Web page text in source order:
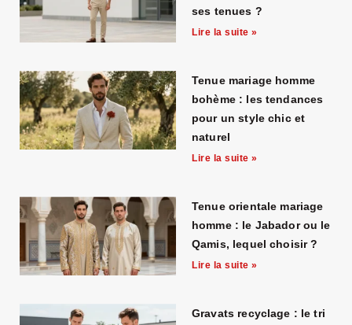
ses tenues ?
Lire la suite »
Tenue mariage homme
bohème : les tendances
pour un style chic et
naturel
Lire la suite »
Tenue orientale mariage
homme : le Jabador ou le
Qamis, lequel choisir ?
Lire la suite »
Gravats recyclage : le tri